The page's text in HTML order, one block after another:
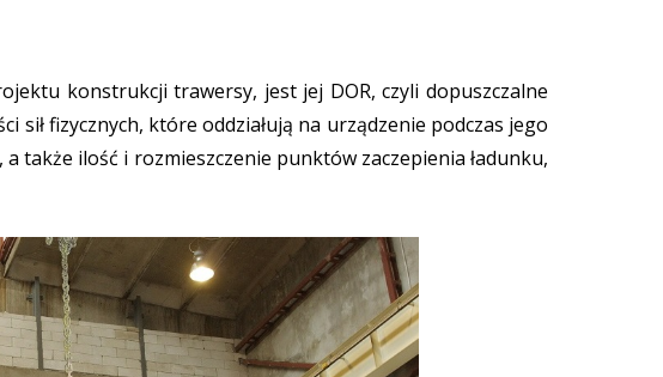
konstrukcji trawersy, jest jej DOR, czyli dopuszczalne
sił fizycznych, które oddziałują na urządzenie podczas jego
także ilość i rozmieszczenie punktów zaczepienia ładunku,